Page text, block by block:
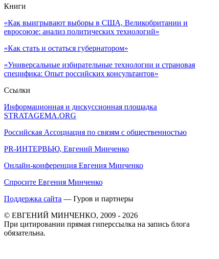
Книги
«Как выигрывают выборы в США, Великобритании и
евросоюзе: анализ политических технологий»
«Как стать и остаться губернатором»
«Универсальные избирательные технологии и страновая
специфика: Опыт российских консультантов»
Ссылки
Информационная и дискуссионная площадка
STRATAGEMA.ORG
Российская Ассоциация по связям с общественностью
PR-ИНТЕРВЬЮ, Евгений Минченко
Онлайн-конференция Евгения Минченко
Спросите Евгения Минченко
Поддержка сайта — Гуров и партнеры
© ЕВГЕНИЙ МИНЧЕНКО, 2009 - 2026
При цитировании прямая гиперссылка на запись блога
обязательна.